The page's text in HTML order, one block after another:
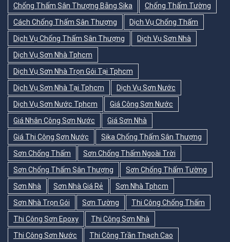
Chống Thấm Sân Thượng Bằng Sika
Chống Thấm Tường
Cách Chống Thấm Sân Thượng
Dịch Vụ Chống Thấm
Dịch Vụ Chống Thấm Sân Thượng
Dịch Vụ Sơn Nhà
Dịch Vụ Sơn Nhà Tphcm
Dịch Vụ Sơn Nhà Trọn Gói Tại Tphcm
Dịch Vụ Sơn Nhà Tại Tphcm
Dịch Vụ Sơn Nước
Dịch Vụ Sơn Nước Tphcm
Giá Công Sơn Nước
Giá Nhân Công Sơn Nước
Giá Sơn Nhà
Giá Thi Công Sơn Nước
Sika Chống Thấm Sân Thượng
Sơn Chống Thấm
Sơn Chống Thấm Ngoài Trời
Sơn Chống Thấm Sân Thượng
Sơn Chống Thấm Tường
Sơn Nhà
Sơn Nhà Giá Rẻ
Sơn Nhà Tphcm
Sơn Nhà Trọn Gói
Sơn Tường
Thi Công Chống Thấm
Thi Công Sơn Epoxy
Thi Công Sơn Nhà
Thi Công Sơn Nước
Thi Công Trần Thạch Cao